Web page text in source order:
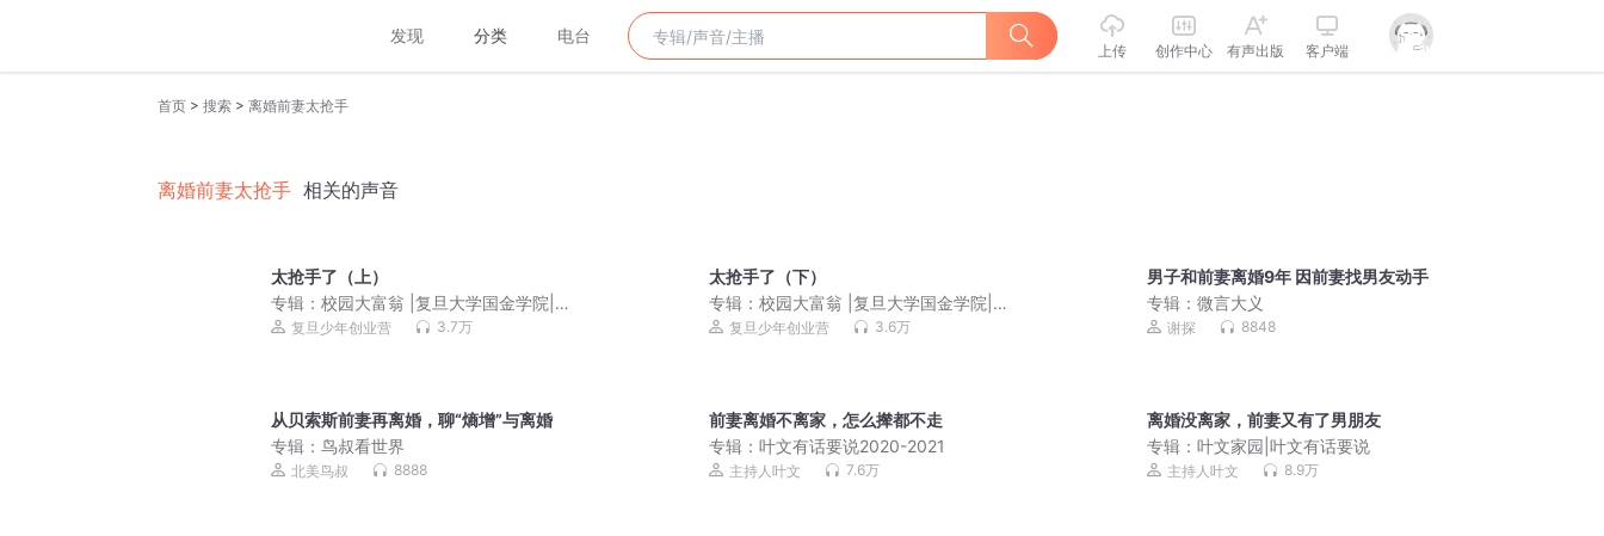
发现 分类 电台
上传 创作中心 有声出版 客户端
首页 > 搜索 > 离婚前妻太抢手
离婚前妻太抢手 相关的声音
太抢手了（上）
专辑： 校园大富翁 |复旦大学国金学院|
校园故事|财商启蒙
复旦少年创业营 3.7万
太抢手了（下）
专辑：校园大富翁 |复旦大学国金学院|
校园故事|财商启蒙
复旦少年创业营 3.6万
男子和前妻离婚9年 因前妻找男友动手
专辑：微言大义
谢探 8848
从贝索斯前妻再离婚，聊“熵增”与离婚
专辑： 鸟叔看世界
北美鸟叔 8888
前妻离婚不离家，怎么撵都不走
专辑：叶文有话要说2020-2021
主持人叶文 7.6万
离婚没离家，前妻又有了男朋友
专辑：叶文家园|叶文有话要说
主持人叶文 8.9万